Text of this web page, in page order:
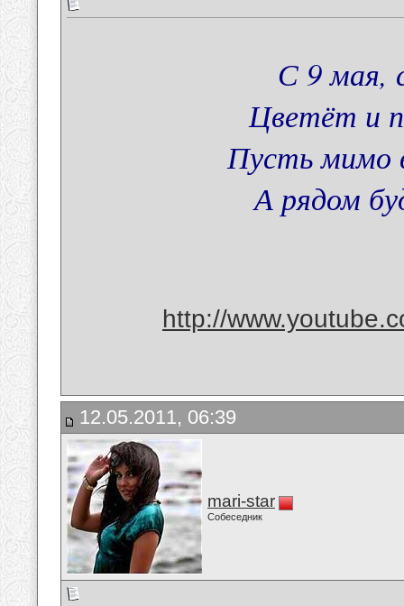
С 9 мая,
Цветёт и
Пусть мимо
А рядом
http://
12.05.2011, 06:39
mari-star
Собеседник